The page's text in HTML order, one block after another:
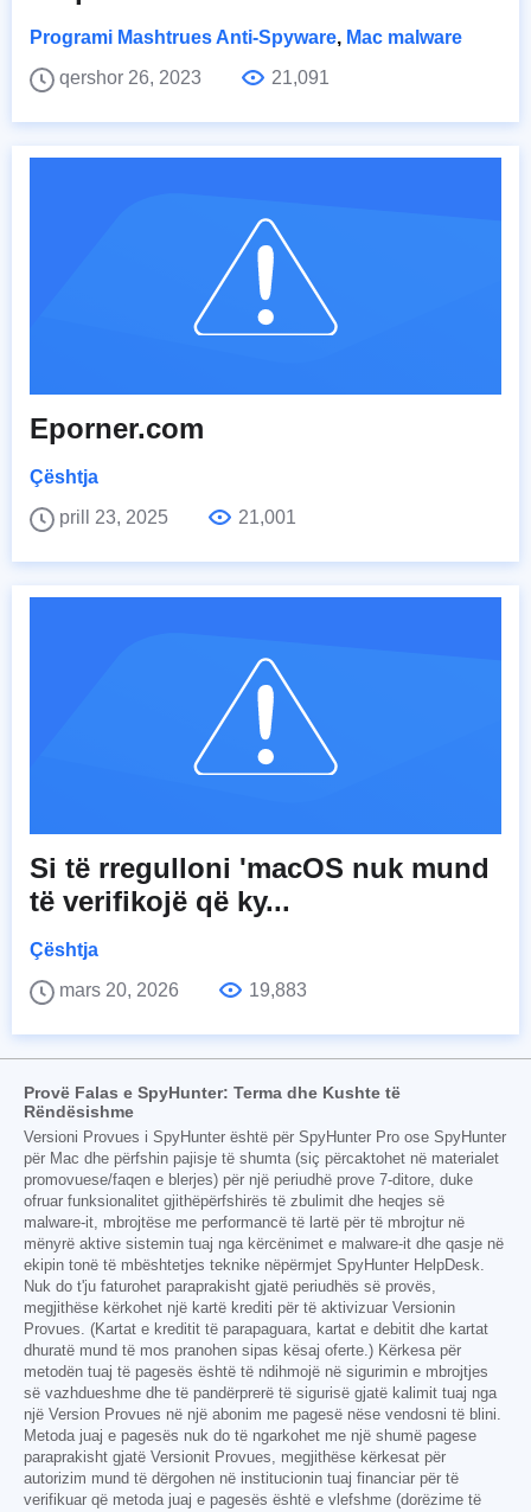
Programi Mashtrues Anti-Spyware, Mac malware
qershor 26, 2023
21,091
Eporner.com
Çështja
prill 23, 2025
21,001
Si të rregulloni 'macOS nuk mund
të verifikojë që ky...
Çështja
mars 20, 2026
19,883
Provë Falas e SpyHunter: Terma dhe Kushte të
Rëndësishme
Versioni Provues i SpyHunter është për SpyHunter Pro ose SpyHunter
për Mac dhe përfshin pajisje të shumta (siç përcaktohet në materialet
promovuese/faqen e blerjes) për një periudhë prove 7-ditore, duke
ofruar funksionalitet gjithëpërfshirës të zbulimit dhe heqjes së
malware-it, mbrojtëse me performancë të lartë për të mbrojtur në
mënyrë aktive sistemin tuaj nga kërcënimet e malware-it dhe qasje në
ekipin tonë të mbështetjes teknike nëpërmjet SpyHunter HelpDesk.
Nuk do t'ju faturohet paraprakisht gjatë periudhës së provës,
megjithëse kërkohet një kartë krediti për të aktivizuar Versionin
Provues. (Kartat e kreditit të parapaguara, kartat e debitit dhe kartat
dhuratë mund të mos pranohen sipas kësaj oferte.) Kërkesa për
metodën tuaj të pagesës është të ndihmojë në sigurimin e mbrojtjes
së vazhdueshme dhe të pandërprerë të sigurisë gjatë kalimit tuaj nga
një Version Provues në një abonim me pagesë nëse vendosni të blini.
Metoda juaj e pagesës nuk do të ngarkohet me një shumë pagese
paraprakisht gjatë Versionit Provues, megjithëse kërkesat për
autorizim mund të dërgohen në institucionin tuaj financiar për të
verifikuar që metoda juaj e pagesës është e vlefshme (dorëzime të